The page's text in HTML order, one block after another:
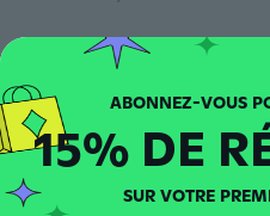
Angela
il y a 7 ans
Inscrit depuis 2017 · 4
15% DE
SUR VOTRE